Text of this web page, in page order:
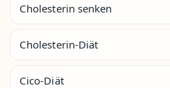
Cholesterin senken
Cholesterin-Diät
Cico-Diät